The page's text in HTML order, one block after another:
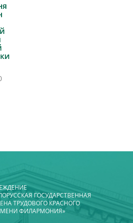
ГОСУДАРСТВЕННАЯ
ТРУДОВОГО КРАСНОГО
ФИЛАРМОНИЯ»